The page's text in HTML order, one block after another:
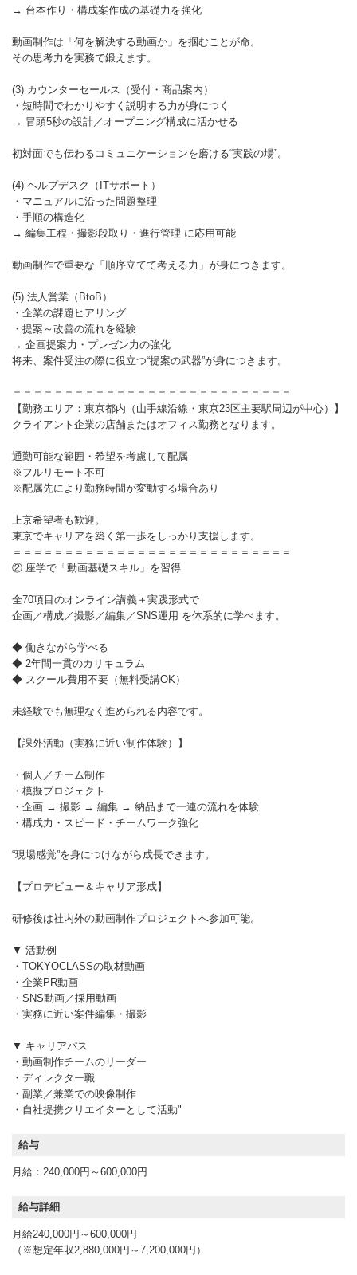
→ 台本作り・構成案作成の基礎力を強化
動画制作は「何を解決する動画か」を掴むことが命。
その思考力を実務で鍛えます。
(3) カウンターセールス（受付・商品案内）
・短時間でわかりやすく説明する力が身につく
→ 冒頭5秒の設計／オープニング構成に活かせる
初対面でも伝わるコミュニケーションを磨ける“実践の場”。
(4) ヘルプデスク（ITサポート）
・マニュアルに沿った問題整理
・手順の構造化
→ 編集工程・撮影段取り・進行管理 に応用可能
動画制作で重要な「順序立てて考える力」が身につきます。
(5) 法人営業（BtoB）
・企業の課題ヒアリング
・提案～改善の流れを経験
→ 企画提案力・プレゼン力の強化
将来、案件受注の際に役立つ“提案の武器”が身につきます。
＝＝＝＝＝＝＝＝＝＝＝＝＝＝＝＝＝＝＝＝＝＝＝＝＝＝＝
【勤務エリア：東京都内（山手線沿線・東京23区主要駅周辺が中心）】
クライアント企業の店舗またはオフィス勤務となります。
通勤可能な範囲・希望を考慮して配属
※フルリモート不可
※配属先により勤務時間が変動する場合あり
上京希望者も歓迎。
東京でキャリアを築く第一歩をしっかり支援します。
＝＝＝＝＝＝＝＝＝＝＝＝＝＝＝＝＝＝＝＝＝＝＝＝＝＝＝
② 座学で「動画基礎スキル」を習得
全70項目のオンライン講義＋実践形式で
企画／構成／撮影／編集／SNS運用 を体系的に学べます。
◆ 働きながら学べる
◆ 2年間一貫のカリキュラム
◆ スクール費用不要（無料受講OK）
未経験でも無理なく進められる内容です。
【課外活動（実務に近い制作体験）】
・個人／チーム制作
・模擬プロジェクト
・企画 → 撮影 → 編集 → 納品まで一連の流れを体験
・構成力・スピード・チームワーク強化
“現場感覚”を身につけながら成長できます。
【プロデビュー＆キャリア形成】
研修後は社内外の動画制作プロジェクトへ参加可能。
▼ 活動例
・TOKYOCLASSの取材動画
・企業PR動画
・SNS動画／採用動画
・実務に近い案件編集・撮影
▼ キャリアパス
・動画制作チームのリーダー
・ディレクター職
・副業／兼業での映像制作
・自社提携クリエイターとして活動"
給与
月給：240,000円～600,000円
給与詳細
月給240,000円～600,000円
（※想定年収2,880,000円～7,200,000円）